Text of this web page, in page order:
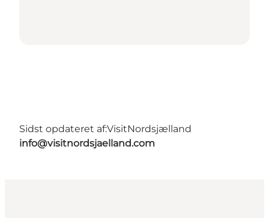
Sidst opdateret af:VisitNordsjælland
info@visitnordsjaelland.com